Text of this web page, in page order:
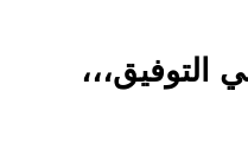
التوفيق،،،